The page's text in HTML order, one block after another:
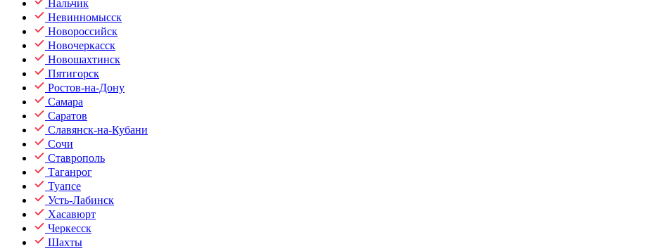
Нальчик
Невинномысск
Новороссийск
Новочеркасск
Новошахтинск
Пятигорск
Ростов-на-Дону
Самара
Саратов
Славянск-на-Кубани
Сочи
Ставрополь
Таганрог
Туапсе
Усть-Лабинск
Хасавюрт
Черкесск
Шахты